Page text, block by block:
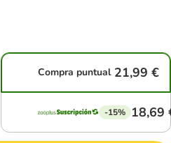
Compra puntual 21,99 €
-15% 18,69